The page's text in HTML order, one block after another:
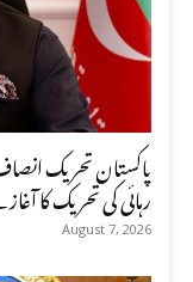
پاکستان تحریک
رہائی کی تحریک کا
August 7, 2026